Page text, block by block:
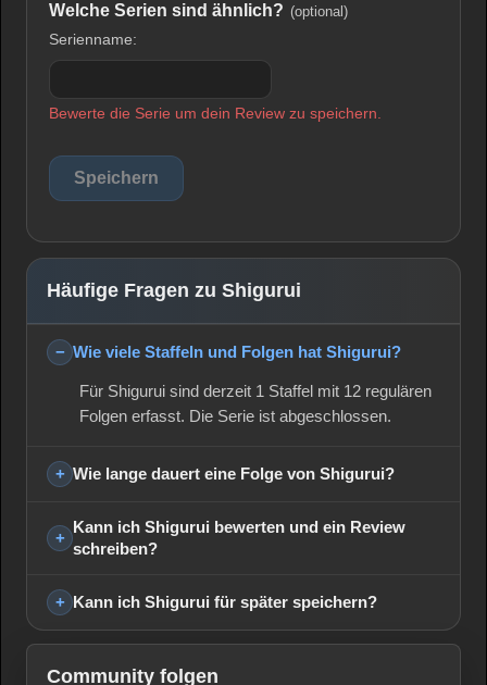
Welche Serien sind ähnlich? (optional)
Serienname:
Bewerte die Serie um dein Review zu speichern.
Häufige Fragen zu Shigurui
Wie viele Staffeln und Folgen hat Shigurui?
Für Shigurui sind derzeit 1 Staffel mit 12 regulären
Folgen erfasst. Die Serie ist abgeschlossen.
Wie lange dauert eine Folge von Shigurui?
Kann ich Shigurui bewerten und ein Review
schreiben?
Kann ich Shigurui für später speichern?
Community folgen